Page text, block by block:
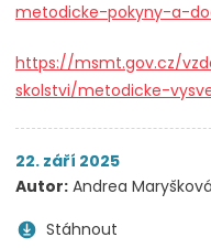
metodicke-pokyny-a-
https://msmt.gov.cz/
skolstvi/metodicke-
22. září 2025
Autor: Andrea Maryšková
Stáhnout